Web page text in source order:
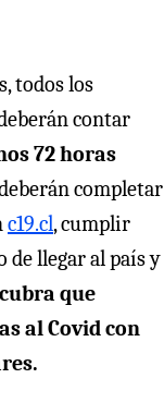
todos los
contar
72 horas
completar
c19.cl, cumplir
de llegar al país y
que
al Covid con